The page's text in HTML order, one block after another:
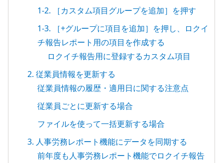
1-2. ［カスタム項目グループを追加］を押す
1-3. ［+グループに項目を追加］を押し、ロクイ
チ報告レポート用の項目を作成する
ロクイチ報告用に登録するカスタム項目
2. 従業員情報を更新する
従業員情報の履歴・適用日に関する注意点
従業員ごとに更新する場合
ファイルを使って一括更新する場合
3. 人事労務レポート機能にデータを同期する
前年度も人事労務レポート機能でロクイチ報告